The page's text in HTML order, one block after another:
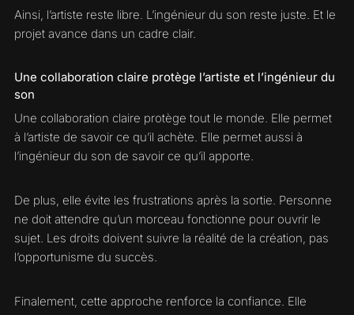
Ainsi, l’artiste reste libre. L’ingénieur du son reste juste. Et le
projet avance dans un cadre clair.
Une collaboration claire protège l’artiste et l’ingénieur du
son
Une collaboration claire protège tout le monde. Elle permet
à l’artiste de savoir ce qu’il achète. Elle permet aussi à
l’ingénieur du son de savoir ce qu’il apporte.
De plus, elle évite les frustrations après la sortie. Personne
ne doit attendre qu’un morceau fonctionne pour ouvrir le
sujet. Les droits doivent suivre la réalité de la création, pas
l’opportunisme du succès.
Finalement, cette approche renforce la confiance. Elle